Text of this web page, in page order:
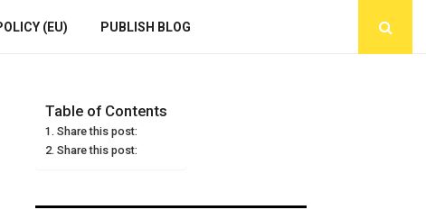
(EU) PUBLISH BLOG
Table of Contents
Share this post:
Share this post: